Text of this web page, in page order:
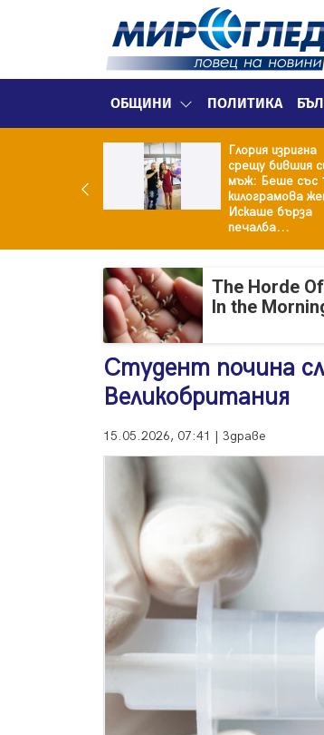
ОБЩИНИ ПОЛИТИКА
Глория изригна
срещу бившия
мъж: Беше със
килограмова
Искаше бърза
печалба...
The Horde
In the
Студент почина
Великобритания
15.05.2026, 07:41 | Здраве